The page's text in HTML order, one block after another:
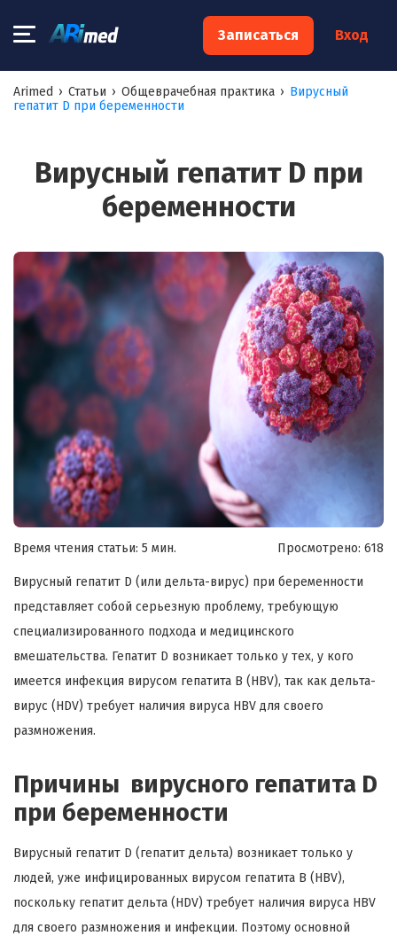
Записаться Вход
Arimed › Статьи › Общеврачебная практика › Вирусный
гепатит D при беременности
Вирусный гепатит D при
беременности
Время чтения статьи: 5 мин. Просмотрено: 618
Вирусный гепатит D (или дельта-вирус) при беременности
представляет собой серьезную проблему, требующую
специализированного подхода и медицинского
вмешательства. Гепатит D возникает только у тех, у кого
имеется инфекция вирусом гепатита B (HBV), так как дельта-
вирус (HDV) требует наличия вируса HBV для своего
размножения.
Причины вирусного гепатита D
при беременности
Вирусный гепатит D (гепатит дельта) возникает только у
людей, уже инфицированных вирусом гепатита B (HBV),
поскольку гепатит дельта (HDV) требует наличия вируса HBV
для своего размножения и инфекции. Поэтому основной
×
Запишитесь на консультацию к
специалисту
Ваш телефон:*
Ваш e-mail:*
Я согласен на обработку моих персональных данных